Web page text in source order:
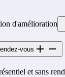
d'amélioration
vous
et sans